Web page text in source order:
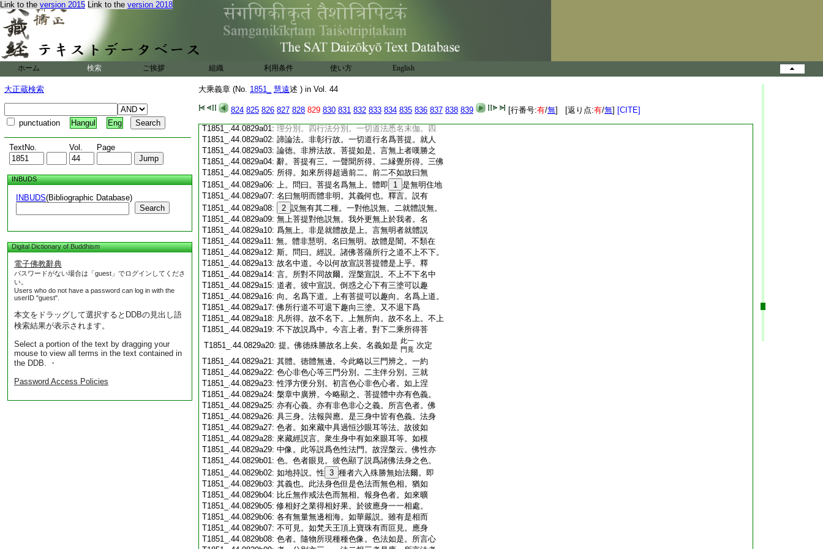
Link to the version 2015 Link to the version 2018
ホーム 検索 ご挨拶 組織 利用条件 使い方 English
大正蔵検索
punctuation Hangul Eng
TextNo. Vol. Page
INBUDS
INBUDS(Bibliographic Database)
Search
Digital Dictionary of Buddhism
電子佛教辭典
パスワードがない場合は「guest」でログインしてくださ
い。
Users who do not have a password can log in with the
userID "guest".
本文をドラッグして選択するとDDBの見出し語
検索結果が表示されます。
Select a portion of the text by dragging your
mouse to view all terms in the text contained in
the DDB. ・
Password Access Policies
大乘義章 (No. 1851_ 慧遠述 ) in Vol. 44
824 825 826 827 828 829 830 831 832 833 834 835 836 837 838 839 [行番号:有/無] [返り点:有/無] [CITE]
T1851_.44.0828c19:別而已。於中別分非無差異。異如向前道品
T1851_.44.0828c20: 中説。今更論之異有四種。一因果分別。一切
T1851_.44.0828c21:因道名爲末伽。一切果道説爲菩提。故地持
T1851_.44.0828c22:
論云。得方便者一切菩薩所修學道。言得義
者無上菩提。二通局分別。末伽之道通因及
T1851_.44.0828c24:果。是故道諦有道皆收。菩提之道偏在果中。
T1851_.44.0828c25:良以菩提偏在果故。證成佛道名得菩提。三
T1851_.44.0828c26:通別分別。戒定慧三事別之道。名曰菩提。即
T1851_.44.0828c27:此事上道如跡乘諸義運通説爲末伽。末伽通
T1851_.44.0828c28: 故。見道諦者通斷一切迷道煩惱。菩提別故。
T1851_.44.0829a01: 理分別。四行法分別。一切道法悉名末伽。四
T1851_.44.0829a02: 諦論法。非彰行故。一切道行名爲菩提。就人
T1851_.44.0829a03: 論徳。非辨法故。菩提如是。言無上者嘆勝之
T1851_.44.0829a04: 辭。菩提有三。一聲聞所得。二縁覺所得。三佛
T1851_.44.0829a05: 所得。如來所得超過前二。前二不如故曰無
T1851_.44.0829a06: 上。問曰。菩提名爲無上。體即 1 是無明住地
T1851_.44.0829a07: 名曰無明而體非明。其義何也。釋言。説有
T1851_.44.0829a08:
2 説無有其二種。一對他説無。二就體説無。
T1851_.44.0829a09: 無上菩提對他説無。我外更無上於我者。名
T1851_.44.0829a10: 爲無上。非是就體故是上。言無明者就體説
T1851_.44.0829a11: 無。體非慧明。名曰無明。故體是闇。不類在
T1851_.44.0829a12: 斯。問曰。經説。諸佛菩薩所行之道不上不下。
T1851_.44.0829a13: 故名中道。今以何故宣説菩提體是上乎。釋
T1851_.44.0829a14: 言。所對不同故爾。涅槃宣説。不上不下名中
T1851_.44.0829a15: 道者。彼中宣説。倒惑之心下有三塗可以趣
T1851_.44.0829a16: 向。名爲下道。上有菩提可以趣向。名爲上道。
T1851_.44.0829a17:佛所行道不可退下趣向三塗。又不退下爲
T1851_.44.0829a18: 凡所得。故不名下。上無所向。故不名上。不上
T1851_.44.0829a19: 不下故説爲中。今言上者。對下二乘所得菩
T1851_.44.0829a20: 提。佛徳殊勝故名上矣。名義如是 此一
門竟 次定
T1851_.44.0829a21: 其體。徳體無邊。今此略以三門辨之。一約
T1851_.44.0829a22: 色心非色心等三門分別。二主伴分別。三就
T1851_.44.0829a23:性淨方便分別。初言色心非色心者。如上涅
T1851_.44.0829a24: 槃章中廣辨。今略顯之。菩提體中亦有色義。
T1851_.44.0829a25: 亦有心義。亦有非色非心之義。所言色者。佛
T1851_.44.0829a26: 具三身。法報與應。是三身中皆有色義。法身
T1851_.44.0829a27: 色者。如來藏中具過恒沙眼耳等法。故彼如
T1851_.44.0829a28: 來藏經説言。衆生身中有如來眼耳等。如模
T1851_.44.0829a29: 中像。此等説爲色性法門。故涅槃云。佛性亦
T1851_.44.0829b01: 色。色者眼見。彼色顯了説爲諸佛法身之色。
T1851_.44.0829b02: 如地持説。性 3 種者六入殊勝無始法爾。即
T1851_.44.0829b03: 其義也。此法身色但是色法而無色相。猶如
T1851_.44.0829b04: 比丘無作戒法色而無相。報身色者。如來曠
T1851_.44.0829b05:修相好之業得相好果。於彼應身一一相處。
T1851_.44.0829b06: 各有無量無邊相海。如華嚴説。雖有是相而
T1851_.44.0829b07: 不可見。如梵天王頂上寶珠有而叵見。應身
T1851_.44.0829b08: 色者。隨物所現種種色像。色法如是。所言心